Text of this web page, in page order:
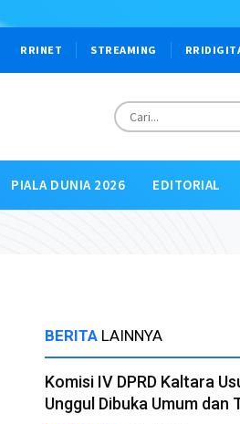
RRINET STREAMING
PIALA DUNIA 2026 EDITORIAL
BERITA LAINNYA
Komisi IV DPRD Kaltara
Unggul Dibuka Umum dan